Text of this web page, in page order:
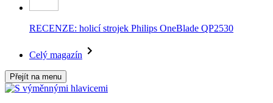
RECENZE: holicí strojek Philips OneBlade QP2530
Celý magazín
Přejít na menu